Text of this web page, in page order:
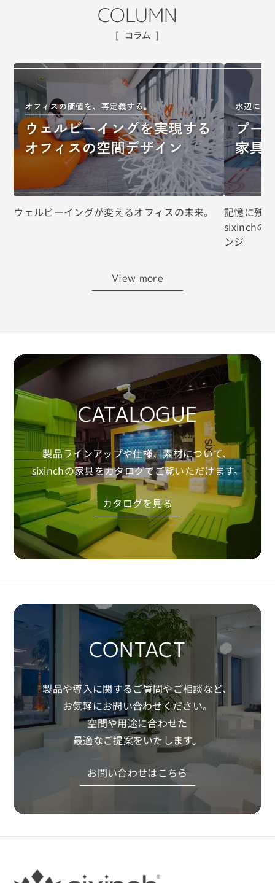
COLUMN
コラム
ウェルビーイングが変えるオフィスの未来。
記憶に残
sixinchの
ンジ
View more
CATALOGUE
製品ラインアップや仕様、素材について、
sixinchの家具をカタログでご覧いただけます。
カタログを見る
CONTACT
製品や導入に関するご質問やご相談など、
お気軽にお問い合わせください。
空間や用途に合わせた
最適なご提案をいたします。
お問い合わせはこちら